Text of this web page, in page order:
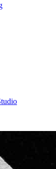
starke Ergebnisse